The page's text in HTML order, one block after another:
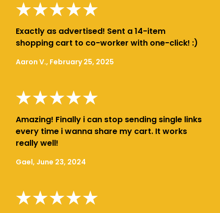
Exactly as advertised! Sent a 14-item
shopping cart to co-worker with one-click! :)
Aaron V., February 25, 2025
Amazing! Finally i can stop sending single links
every time i wanna share my cart. It works
really well!
Gael, June 23, 2024